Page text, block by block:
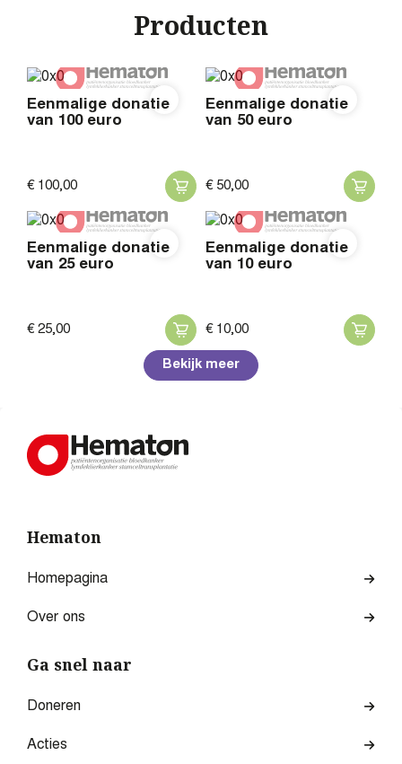
Producten
Eenmalige donatie
van 100 euro
€ 100,00
Eenmalige donatie
van 50 euro
€ 50,00
Eenmalige donatie
van 25 euro
€ 25,00
Eenmalige donatie
van 10 euro
€ 10,00
Bekijk meer
Hematon
Homepagina
Over ons
Ga snel naar
Doneren
Acties